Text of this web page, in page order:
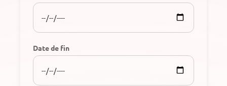
Date de fin